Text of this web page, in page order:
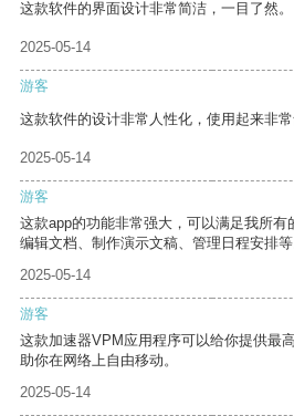
这款软件的界面设计非常简洁，一目了然。
2025-05-14
游客
这款软件的设计非常人性化，使用起来非常
2025-05-14
游客
这款app的功能非常强大，可以满足我所
编辑文档、制作演示文稿、管理日程安排等
2025-05-14
游客
这款加速器VPM应用程序可以给你提供最
助你在网络上自由移动。
2025-05-14